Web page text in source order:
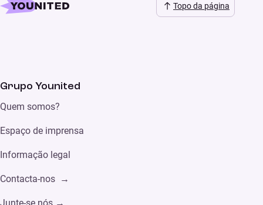
Topo da página
Grupo Younited
Quem somos?
Espaço de imprensa
Informação legal
Contacta-nos →